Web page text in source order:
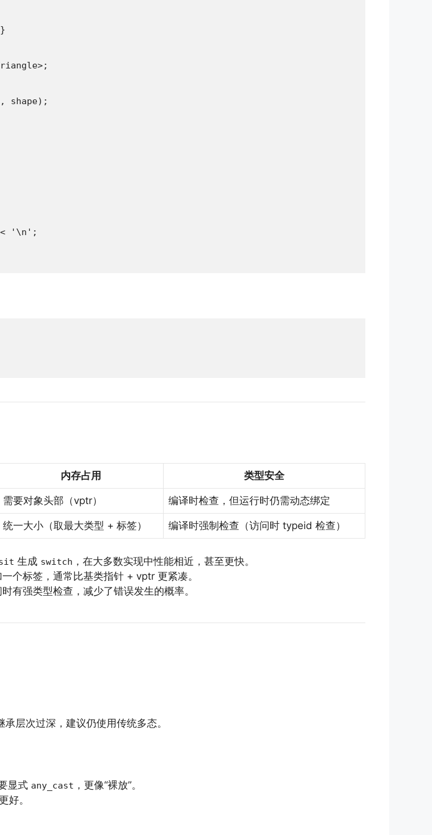
shape);
'\n';
内存占用 类型安全
需要对象头部（vptr） 编译时检查，但运行时仍需动态绑定
统一大小（取最大类型 + 标签） 编译时强制检查（访问时 typeid 检查）
生成 switch ，在大多数实现中性能相近，甚至更快。
个标签，通常比基类指针 + vptr 更紧凑。
有强类型检查，减少了错误发生的概率。
层次过深，建议仍使用传统多态。
显式 any_cast ，更像“裸放”。
好。